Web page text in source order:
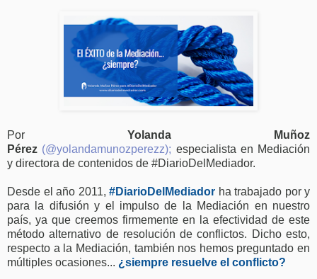
Por Yolanda Muñoz
Pérez (@yolandamunozperezz); especialista en Mediación
y directora de contenidos de #DiarioDelMediador.
Desde el año 2011, #DiarioDelMediador ha trabajado por y
para la difusión y el impulso de la Mediación en nuestro
país, ya que creemos firmemente en la efectividad de este
método alternativo de resolución de conflictos. Dicho esto,
respecto a la Mediación, también nos hemos preguntado en
múltiples ocasiones... ¿siempre resuelve el conflicto?